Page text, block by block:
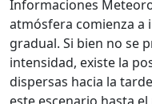
Informaciones
atmósfera comienza a
gradual. Si bien no se
intensidad, existe la
dispersas hacia la